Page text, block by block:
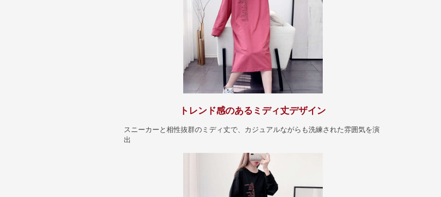
トレンド感のあるミディ丈デザイン
スニーカーと相性抜群のミディ丈で、カジュアルながらも洗練された雰囲気を演
出